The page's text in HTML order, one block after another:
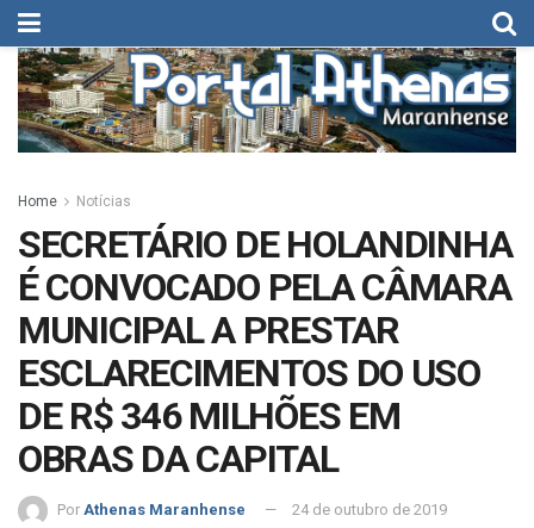
Home Notícias
SECRETÁRIO DE HOLANDINHA
É CONVOCADO PELA CÂMARA
MUNICIPAL A PRESTAR
ESCLARECIMENTOS DO USO
DE R$ 346 MILHÕES EM
OBRAS DA CAPITAL
Por Athenas Maranhense 24 de outubro de 2019